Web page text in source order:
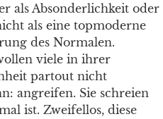
als Absonderlichkeit oder
als eine topmoderne
des Normalen.
viele in ihrer
partout nicht
angreifen. Sie schreien
ist. Zweifellos, diese